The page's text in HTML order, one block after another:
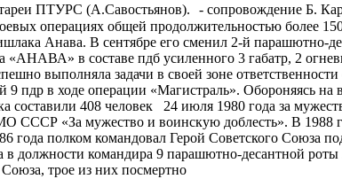
ПТУРС (А.Савостьянов). - сопровождение Б.
операциях общей продолжительностью более
Анава. В сентябре его сменил 2-й парашютно-
в составе пдб усиленного 3 габатр, 2
выполняла задачи в своей зоне
пдр в ходе операции «Магистраль». Обороняясь на
408 человек 24 июля 1980 года за
СССР «За мужество и воинскую доблесть». В 1988
года полком командовал Герой Советского Союза
должности командира 9 парашютно-десантной роты
трое из них посмертно